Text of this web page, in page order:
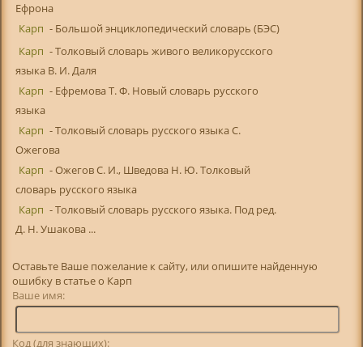
Ефрона
Карп - Большой энциклопедический словарь (БЭС)
Карп - Толковый словарь живого великорусского
языка В. И. Даля
Карп - Ефремова Т. Ф. Новый словарь русского
языка
Карп - Толковый словарь русского языка С.
Ожегова
Карп - Ожегов С. И., Шведова Н. Ю. Толковый
словарь русского языка
Карп - Толковый словарь русского языка. Под ред.
Д. Н. Ушакова ...
Оставьте Ваше пожелание к сайту, или опишите найденную
ошибку в статье о Карп
Ваше имя:
Код (для знающих):